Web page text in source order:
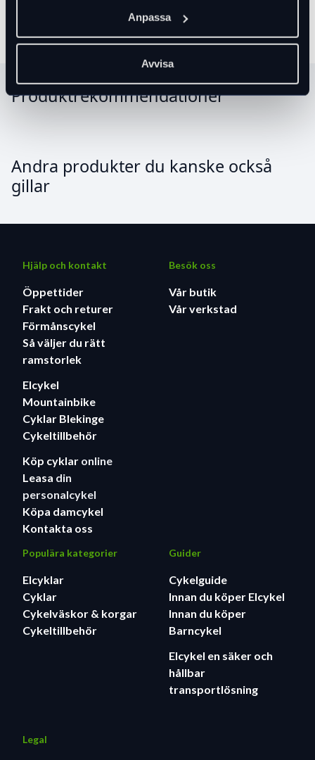
Anpassa
Avvisa
Produktrekommendationer
Andra produkter du kanske också
gillar
Hjälp och kontakt
Öppettider
Frakt och returer
Förmånscykel
Så väljer du rätt
ramstorlek
Elcykel
Mountainbike
Cyklar Blekinge
Cykeltillbehör
Köp cyklar online
Leasa din
personalcykel
Köpa damcykel
Kontakta oss
Besök oss
Vår butik
Vår verkstad
Populära kategorier
Elcyklar
Cyklar
Cykelväskor & korgar
Cykeltillbehör
Guider
Cykelguide
Innan du köper Elcykel
Innan du köper
Barncykel
Elcykel en säker och
hållbar
transportlösning
Legal